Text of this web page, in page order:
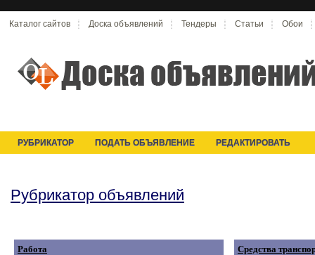
Каталог сайтов Доска объявлений Тендеры Статьи Обои
РУБРИКАТОР ПОДАТЬ ОБЪЯВЛЕНИЕ РЕДАКТИРОВАТЬ
Рубрикатор объявлений
Работа Средства